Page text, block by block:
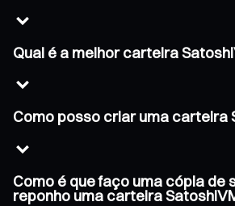
Qual é a melhor carteira
Como posso criar uma carteira
Como é que faço uma cópia de
reponho uma carteira